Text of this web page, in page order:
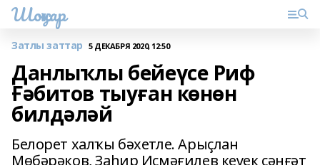
Шоңҡар
Затлы заттар 5 ДЕКАБРЯ 2020, 12:50
Данлыҡлы бейеүсе Риф
Ғәбитов тыуған көнөн
билдәләй
Белорет халҡы бәхетле. Арыҫлан
Мөбәрәков, Заһир Исмәғилев кеүек сәнғәт